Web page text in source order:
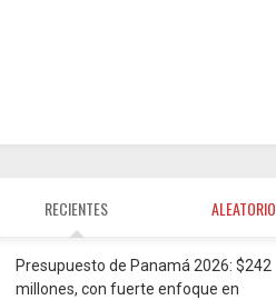
RECIENTES ALEATORIO
Presupuesto de Panamá 2026: $242
millones, con fuerte enfoque en